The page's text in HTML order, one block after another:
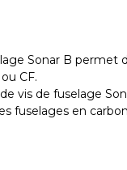
Sonar B permet
CF.
vis de fuselage
fuselages en